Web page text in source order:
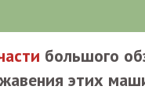
большого
этих